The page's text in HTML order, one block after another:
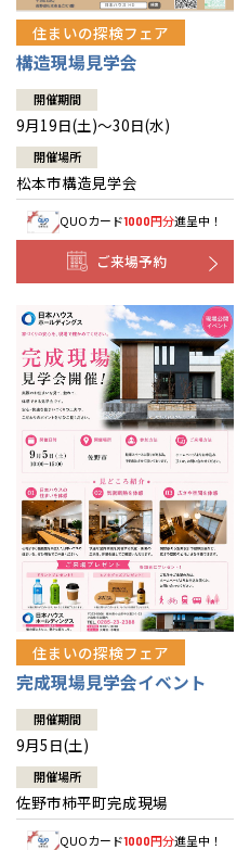
住まいの探検フェア
構造現場見学会
開催期間
9月19日(土)～30日(水)
開催場所
松本市構造見学会
QUOカード1000円分進呈中！
ご来場予約
住まいの探検フェア
完成現場見学会イベント
開催期間
9月5日(土)
開催場所
佐野市柿平町完成現場
QUOカード1000円分進呈中！